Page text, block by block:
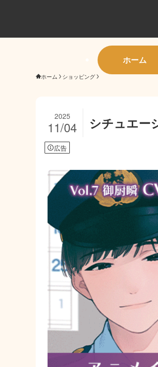
ホーム
ホーム ショッピング
シチュエー
2025
11/04
広告